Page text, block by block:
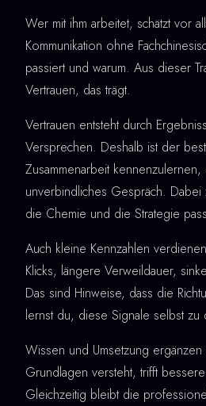
Wer mit ihm arbeitet, schätzt vor
Kommunikation ohne
passiert und warum. Aus dieser
Vertrauen, das trägt.
Vertrauen entsteht durch
Versprechen. Deshalb ist der
Zusammenarbeit
unverbindliches Gespräch.
die Chemie und die Strategie
Auch kleine Kennzahlen
Klicks, längere Verweildauer,
Das sind Hinweise, dass die
lernst du, diese Signale selbst zu
Wissen und Umsetzung
Grundlagen versteht, trifft
Gleichzeitig bleibt die